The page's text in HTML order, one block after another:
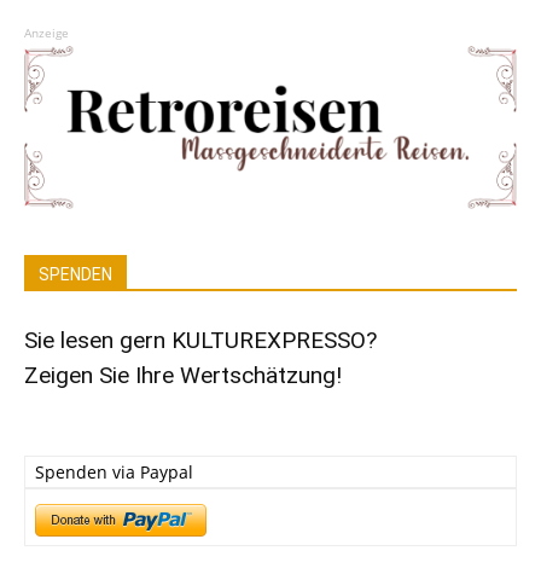
Anzeige
SPENDEN
Sie lesen gern KULTUREXPRESSO?
Zeigen Sie Ihre Wertschätzung!
Spenden via Paypal